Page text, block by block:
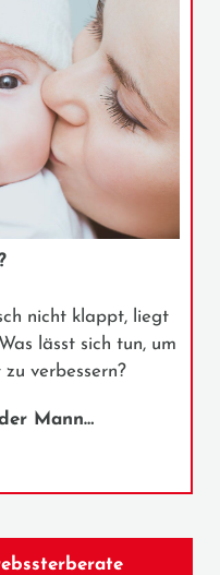
nicht klappt, liegt
lässt sich tun, um
verbessern?
Mann…